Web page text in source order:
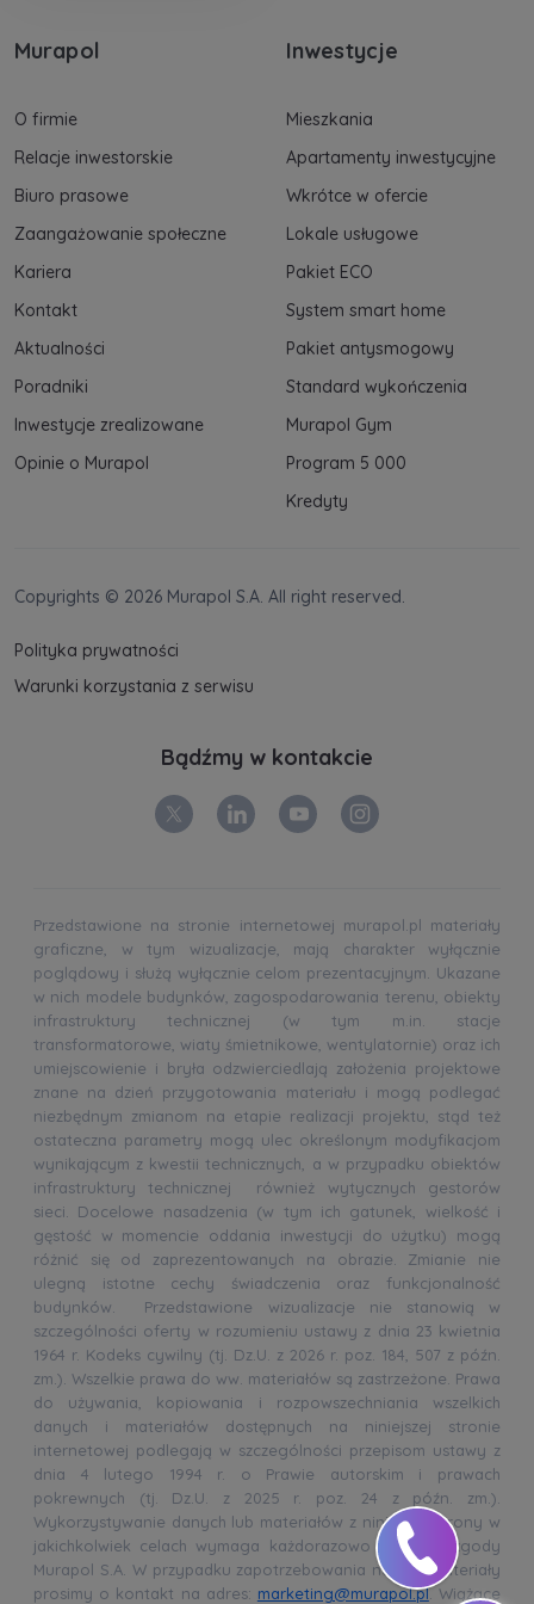
Murapol
O firmie
Relacje inwestorskie
Biuro prasowe
Zaangażowanie społeczne
Kariera
Kontakt
Aktualności
Poradniki
Inwestycje zrealizowane
Opinie o Murapol
Inwestycje
Mieszkania
Apartamenty inwestycyjne
Wkrótce w ofercie
Lokale usługowe
Pakiet ECO
System smart home
Pakiet antysmogowy
Standard wykończenia
Murapol Gym
Program 5 000
Kredyty
Copyrights © 2026 Murapol S.A. All right reserved.
Polityka prywatności
Warunki korzystania z serwisu
Bądźmy w kontakcie
Przedstawione na stronie internetowej murapol.pl materiały
graficzne, w tym wizualizacje, mają charakter wyłącznie
poglądowy i służą wyłącznie celom prezentacyjnym. Ukazane
w nich modele budynków, zagospodarowania terenu, obiekty
infrastruktury technicznej (w tym m.in. stacje
transformatorowe, wiaty śmietnikowe, wentylatornie) oraz ich
umiejscowienie i bryła odzwierciedlają założenia projektowe
znane na dzień przygotowania materiału i mogą podlegać
niezbędnym zmianom na etapie realizacji projektu, stąd też
ostateczna parametry mogą ulec określonym modyfikacjom
wynikającym z kwestii technicznych, a w przypadku obiektów
infrastruktury technicznej również wytycznych gestorów
sieci. Docelowe nasadzenia (w tym ich gatunek, wielkość i
gęstość w momencie oddania inwestycji do użytku) mogą
różnić się od zaprezentowanych na obrazie. Zmianie nie
ulegną istotne cechy świadczenia oraz funkcjonalność
budynków. Przedstawione wizualizacje nie stanowią w
szczególności oferty w rozumieniu ustawy z dnia 23 kwietnia
1964 r. Kodeks cywilny (tj. Dz.U. z 2026 r. poz. 184, 507 z późn.
zm.). Wszelkie prawa do ww. materiałów są zastrzeżone. Prawa
do używania, kopiowania i rozpowszechniania wszelkich
danych i materiałów dostępnych na niniejszej stronie
internetowej podlegają w szczególności przepisom ustawy z
dnia 4 lutego 1994 r. o Prawie autorskim i prawach
pokrewnych (tj. Dz.U. z 2025 r. poz. 24 z późn. zm.).
Wykorzystywanie danych lub materiałów z niniejszej strony w
jakichkolwiek celach wymaga każdorazowo pisemnej zgody
Murapol S.A. W przypadku zapotrzebowania na ww. materiały
prosimy o kontakt na adres: marketing@murapol.pl. Wiążące